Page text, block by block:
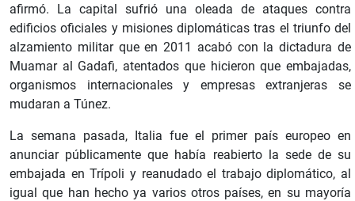
afirmó. La capital sufrió una oleada de ataques contra
edificios oficiales y misiones diplomáticas tras el triunfo del
alzamiento militar que en 2011 acabó con la dictadura de
Muamar al Gadafi, atentados que hicieron que embajadas,
organismos internacionales y empresas extranjeras se
mudaran a Túnez.
La semana pasada, Italia fue el primer país europeo en
anunciar públicamente que había reabierto la sede de su
embajada en Trípoli y reanudado el trabajo diplomático, al
igual que han hecho ya varios otros países, en su mayoría